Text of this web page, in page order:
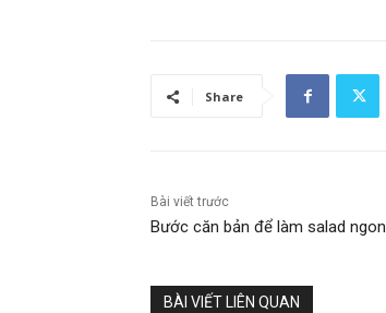
Share
Bài viết trước
Bước căn bản để làm salad ngon
BÀI VIẾT LIÊN QUAN